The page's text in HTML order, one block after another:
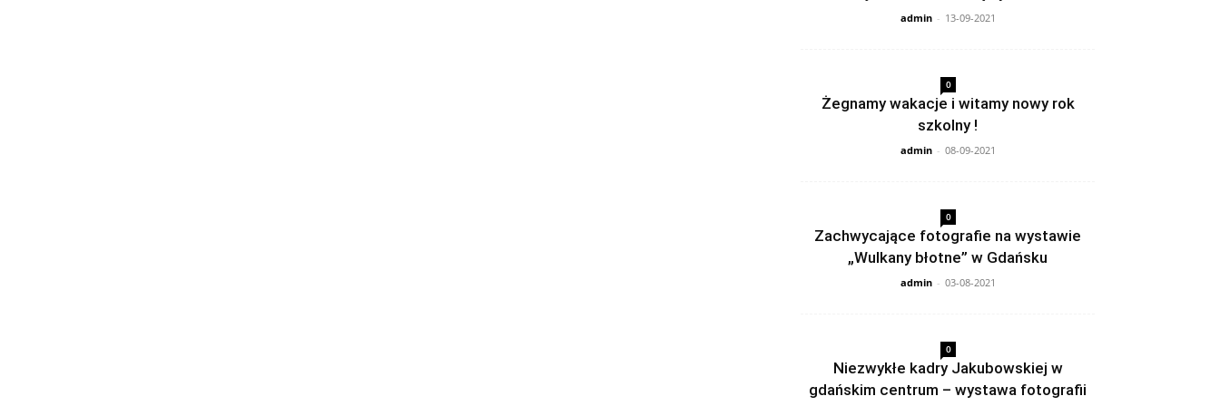
admin - 13-09-2021
0
Żegnamy wakacje i witamy nowy rok
szkolny !
admin - 08-09-2021
0
Zachwycające fotografie na wystawie
„Wulkany błotne” w Gdańsku
admin - 03-08-2021
0
Niezwykłe kadry Jakubowskiej w
gdańskim centrum – wystawa fotografii